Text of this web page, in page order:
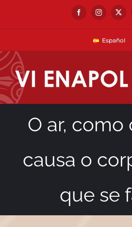
content
FacebookInstagram
X
Español
O ar, como
causa o
que se